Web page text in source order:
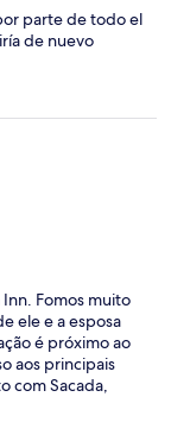
parte de todo el
de nuevo
Fomos muito
ele e a esposa
é próximo ao
aos principais
com Sacada,
Sapucai. A
e uma